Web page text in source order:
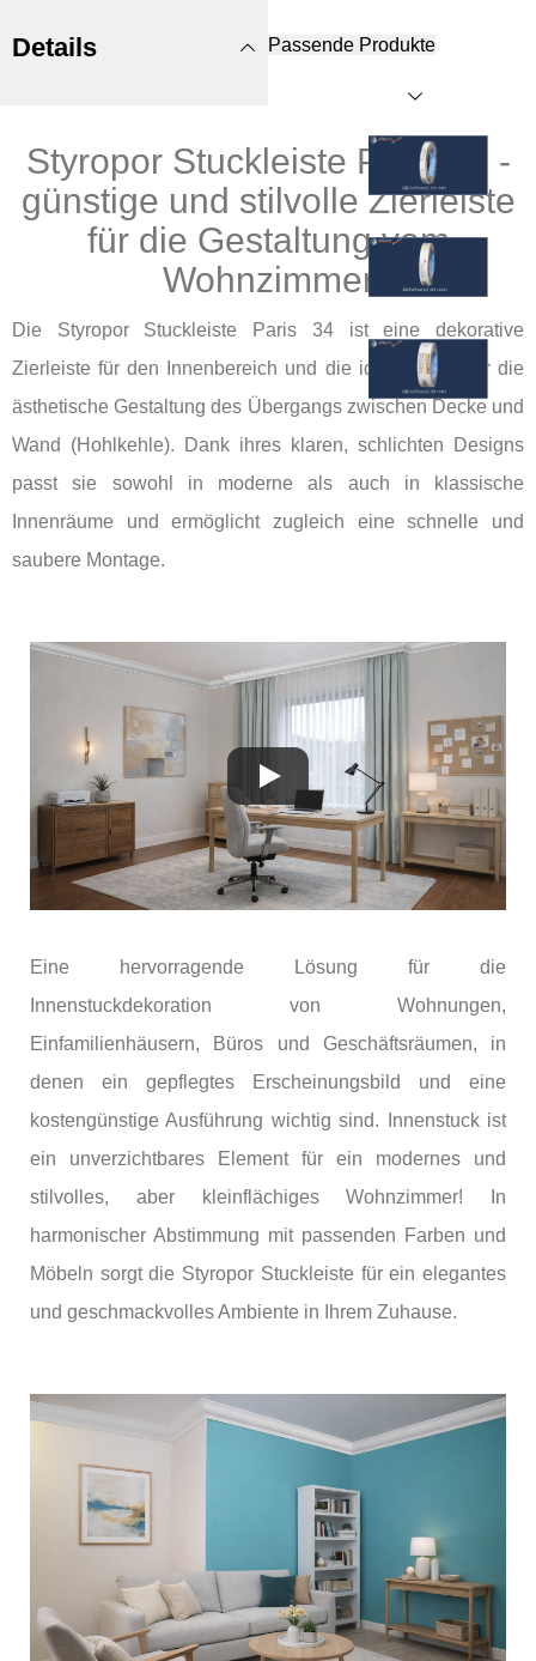
Details
Styropor Stuckleiste Paris 34 -
günstige und stilvolle Zierleiste
für die Gestaltung vom
Wohnzimmer
Die Styropor Stuckleiste Paris 34 ist eine dekorative
Zierleiste für den Innenbereich und die ideale Wahl für die
ästhetische Gestaltung des Übergangs zwischen Decke und
Wand (Hohlkehle). Dank ihres klaren, schlichten Designs
passt sie sowohl in moderne als auch in klassische
Innenräume und ermöglicht zugleich eine schnelle und
saubere Montage.
Eine hervorragende Lösung für die
Innenstuckdekoration von Wohnungen,
Einfamilienhäusern, Büros und Geschäftsräumen, in
denen ein gepflegtes Erscheinungsbild und eine
kostengünstige Ausführung wichtig sind. Innenstuck ist
ein unverzichtbares Element für ein modernes und
stilvolles, aber kleinflächiges Wohnzimmer! In
harmonischer Abstimmung mit passenden Farben und
Möbeln sorgt die Styropor Stuckleiste für ein elegantes
und geschmackvolles Ambiente in Ihrem Zuhause.
Passende Produkte